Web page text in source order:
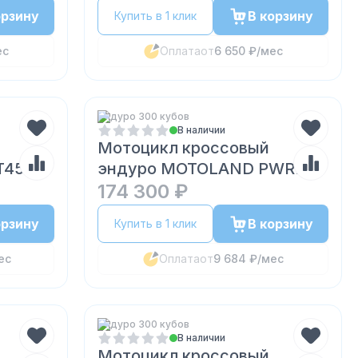
Купить в 1 клик В корзину
Оплатаот6 650 ₽/мес
Эндуро 300 кубов
В наличии
Мотоцикл кроссовый
эндуро MOTOLAND PWR
FR300 Pro
174 300 ₽
Купить в 1 клик В корзину
Оплатаот9 684 ₽/мес
Эндуро 300 кубов
В наличии